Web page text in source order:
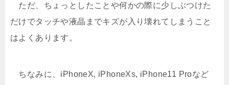
ただ、ちょっとしたことや何かの際に少しぶつけた
だけでタッチや液晶までキズが入り壊れてしまうこと
はよくあります。
ちなみに、iPhoneX, iPhoneXs, iPhone11 Proなど